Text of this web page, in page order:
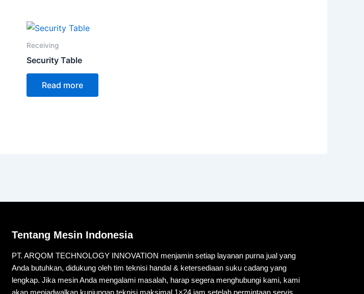
Receiving
Security Table
Read more
Tentang Mesin Indonesia
PT. ARQOM TECHNOLOGY INNOVATION menjamin setiap layanan purna jual yang
Anda butuhkan, didukung oleh tim teknisi handal & ketersediaan suku cadang yang
lengkap. Jika mesin Anda mengalami masalah, harap segera menghubungi kami, kami
akan menjadwalkan kunjungan teknisi maksimal 1×24 jam setelah permintaan servis